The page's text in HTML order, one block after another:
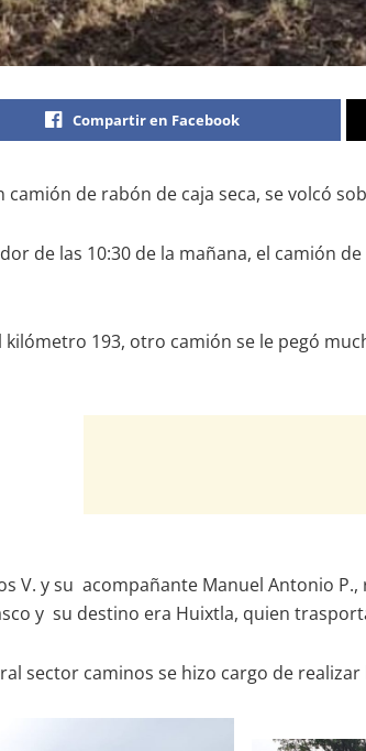
Compartir en Facebook
camión de rabón de caja seca, se
de las 10:30 de la mañana, el camión
kilómetro 193, otro camión se le pegó
V. y su acompañante Manuel Antonio
y su destino era Huixtla, quien
sector caminos se hizo cargo de